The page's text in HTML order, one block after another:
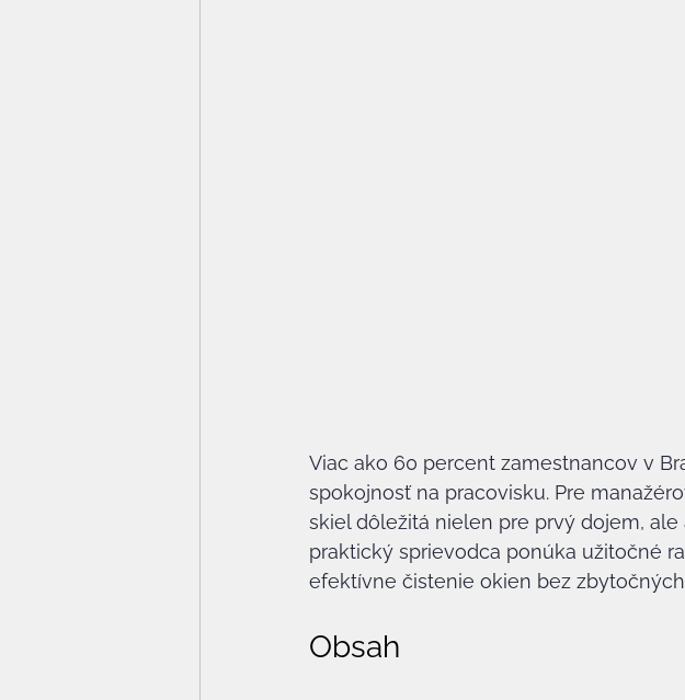
Viac ako 60 percent zamestnancov v
spokojnosť na pracovisku. Pre
skiel dôležitá nielen pre prvý dojem,
praktický sprievodca ponúka užitočné
efektívne čistenie okien bez
Obsah